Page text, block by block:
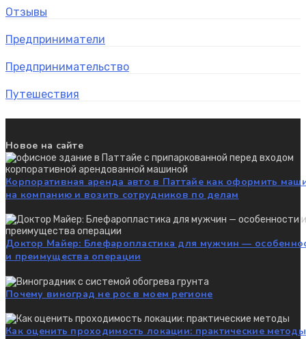
Отзывы
Предприниматели
Предпринимательство
Путешествия
Новое на сайте
Корпоративная аренда авто в Паттайе как оформить
на компанию и возить сотрудников по делам
Доктор Майер: Блефаропластика для мужчин —
и преимущества операции
Почему виноград не рос в моем регионе
Как оценить проходимость локации: практические методы